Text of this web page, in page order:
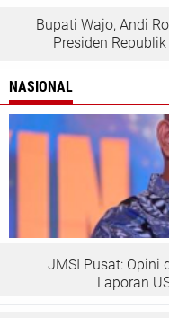
Bupati Wajo, Andi
Presiden
NASIONAL
JMSI Pusat: Opini
Laporan